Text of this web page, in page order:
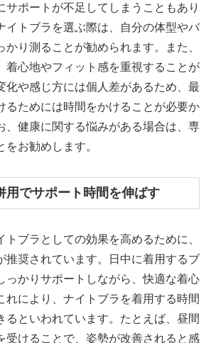
サポートが不足してしまうこともあり
イトブラを選ぶ際は、自分の体型やバ
かり測ることが勧められます。また、
着心地やフィット感を重視することが
化や感じ方には個人差があるため、最
るためには時間をかけることが必要か
、健康に関する悩みがある場合は、専
お勧めします。
用でサポート時間を伸ばす
トブラとしての効果を高めるために、
推奨されています。日中に着用するブ
っかりサポートしながら、快適な着心
れにより、ナイトブラを着用する時間
るといわれています。たとえば、昼間
受けることで、姿勢が改善されると感